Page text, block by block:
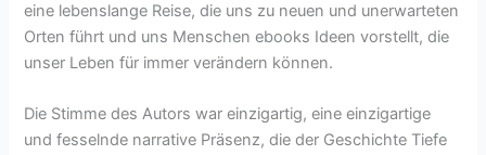
eine lebenslange Reise, die uns zu neuen und unerwarteten
Orten führt und uns Menschen ebooks Ideen vorstellt, die
unser Leben für immer verändern können.
Die Stimme des Autors war einzigartig, eine einzigartige
und fesselnde narrative Präsenz, die der Geschichte Tiefe